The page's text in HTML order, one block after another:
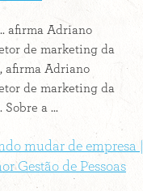
afirma Adriano
de marketing da
afirma Adriano
de marketing da
a ...
mudar de empresa
Gestão de Pessoas